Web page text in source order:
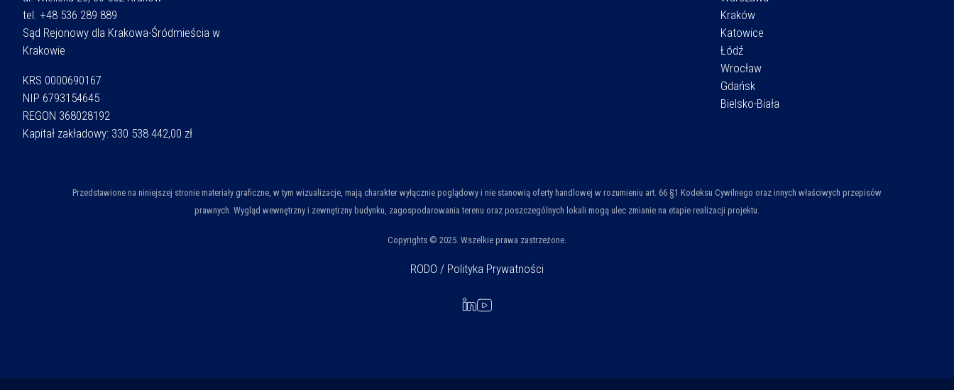
tel. +48 536 289 889
Sąd Rejonowy dla Krakowa-Śródmieścia w
Krakowie
KRS 0000690167
NIP 6793154645
REGON 368028192
Kapitał zakładowy: 330 538 442,00 zł
Kraków
Katowice
Łódź
Wrocław
Gdańsk
Bielsko-Biała
Przedstawione na niniejszej stronie materiały graficzne, w tym wizualizacje, mają charakter wyłącznie poglądowy i nie stanowią oferty handlowej w rozumieniu art. 66 §1 Kodeksu Cywilnego oraz innych właściwych przepisów
prawnych. Wygląd wewnętrzny i zewnętrzny budynku, zagospodarowania terenu oraz poszczególnych lokali mogą ulec zmianie na etapie realizacji projektu.
Copyrights © 2025. Wszelkie prawa zastrzeżone.
RODO / Polityka Prywatności